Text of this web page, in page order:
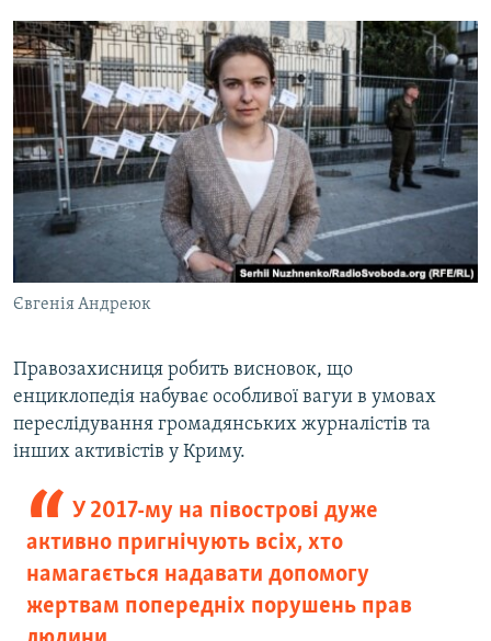
Євгенія Андреюк
Правозахисниця робить висновок, що
енциклопедія набуває особливої вагуи в умовах
переслідування громадянських журналістів та
інших активістів у Криму.
У 2017-му на півострові дуже
активно пригнічують всіх, хто
намагається надавати допомогу
жертвам попередніх порушень прав